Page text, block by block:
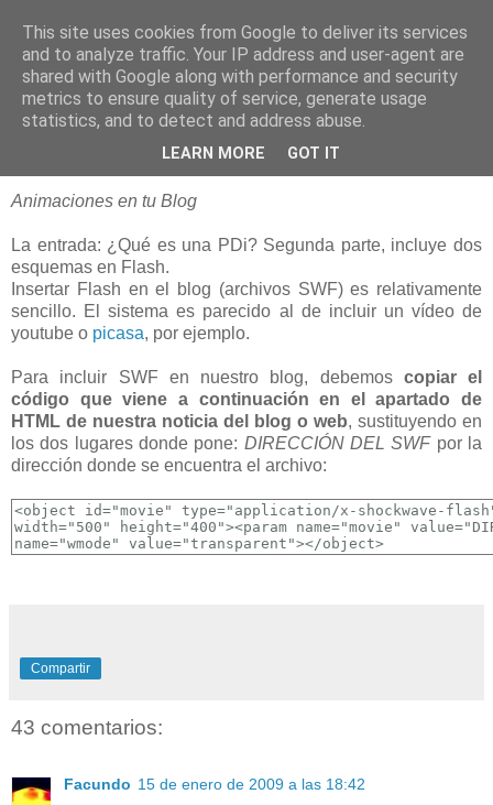
blogOBR
06 octubre 2008
Insertar Flash (.swf) en Blogger
Animaciones en tu Blog
La entrada: ¿Qué es una PDi? Segunda parte, incluye dos
esquemas en Flash.
Insertar Flash en el blog (archivos SWF) es relativamente
sencillo. El sistema es parecido al de incluir un vídeo de
youtube o picasa, por ejemplo.
Para incluir SWF en nuestro blog, debemos copiar el
código que viene a continuación en el apartado de
HTML de nuestra noticia del blog o web, sustituyendo en
los dos lugares donde pone: DIRECCIÓN DEL SWFpor la
dirección donde se encuentra el archivo:
Compartir
43 comentarios:
Facundo 15 de enero de 2009 a las 18:42
This site uses cookies from Google to deliver its services
and to analyze traffic. Your IP address and user-agent are
shared with Google along with performance and security
metrics to ensure quality of service, generate usage
statistics, and to detect and address abuse.
LEARN MORE GOT IT